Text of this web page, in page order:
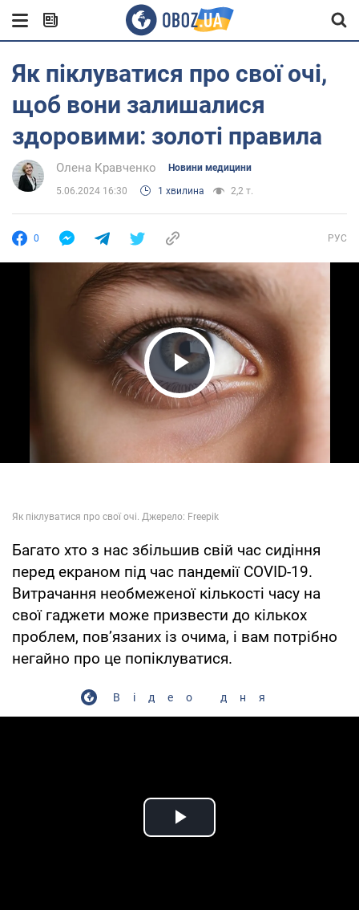
Як піклуватися про свої очі,
щоб вони залишалися
здоровими: золоті правила
Олена Кравченко Новини медицини
5.06.2024 16:30 1 хвилина 2,2 т.
0 РУС
Play Video
Багато хто з нас збільшив свій час сидіння
перед екраном під час пандемії COVID-19.
Витрачання необмеженої кількості часу на
свої гаджети може призвести до кількох
проблем, пов’язаних із очима, і вам потрібно
негайно про це попіклуватися.
Відео дня
Play Video